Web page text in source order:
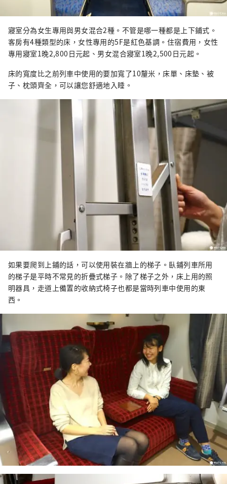
寢室分為女生專用與男女混合2種。不管是哪一種都是上下鋪式。
客房有4種類型的床，女性專用的5F是紅色基調。住宿費用，女性
專用寢室1晚2,800日元起、男女混合寢室1晚2,500日元起。
床的寬度比之前列車中使用的要加寬了10釐米，床單、床墊、被
子、枕頭齊全，可以讓您舒適地入睡。
如果要爬到上鋪的話，可以使用裝在牆上的梯子。臥鋪列車所用
的梯子是平時不常見的折疊式梯子。除了梯子之外，床上用的照
明器具，走道上備置的收納式椅子也都是當時列車中使用的東
西。